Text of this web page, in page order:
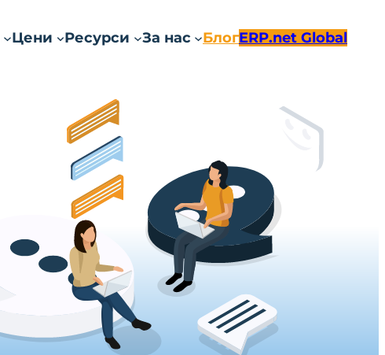
Цени Ресурси За нас БлогERP.net Global